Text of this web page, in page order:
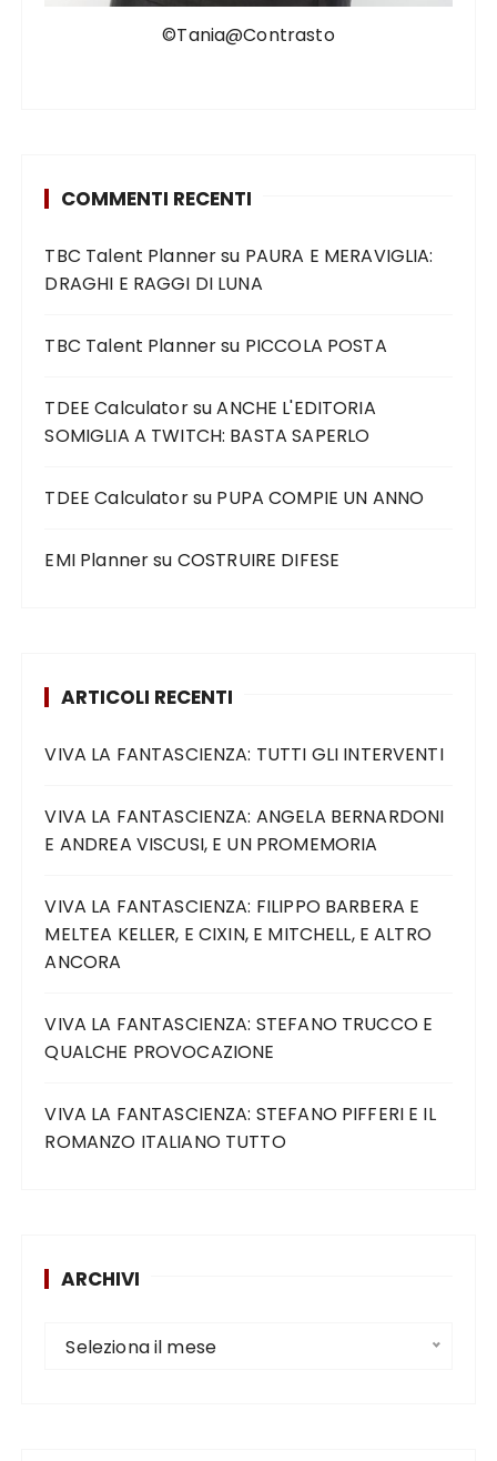
©Tania@Contrasto
COMMENTI RECENTI
TBC Talent Plannersu PAURA E MERAVIGLIA:
DRAGHI E RAGGI DI LUNA
TBC Talent Plannersu PICCOLA POSTA
TDEE CalculatorsuANCHE L'EDITORIA
SOMIGLIA A TWITCH: BASTA SAPERLO
TDEE Calculatorsu PUPA COMPIE UN ANNO
EMI Plannersu COSTRUIRE DIFESE
ARTICOLI RECENTI
VIVA LA FANTASCIENZA: TUTTI GLI INTERVENTI
VIVA LA FANTASCIENZA: ANGELA BERNARDONI
E ANDREA VISCUSI, E UN PROMEMORIA
VIVA LA FANTASCIENZA: FILIPPO BARBERA E
MELTEA KELLER, E CIXIN, E MITCHELL, E ALTRO
ANCORA
VIVA LA FANTASCIENZA: STEFANO TRUCCO E
QUALCHE PROVOCAZIONE
VIVA LA FANTASCIENZA: STEFANO PIFFERI E IL
ROMANZO ITALIANO TUTTO
ARCHIVI
Seleziona il mese